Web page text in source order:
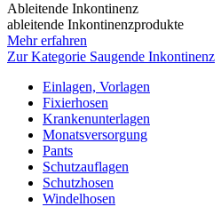
Ableitende Inkontinenz
ableitende Inkontinenzprodukte
Mehr erfahren
Zur Kategorie Saugende Inkontinenz
Einlagen, Vorlagen
Fixierhosen
Krankenunterlagen
Monatsversorgung
Pants
Schutzauflagen
Schutzhosen
Windelhosen